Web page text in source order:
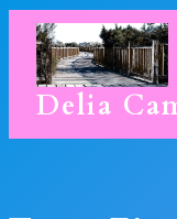
Skip
content
Delia